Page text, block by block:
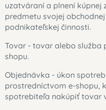
uzatváraní a plnení kúpnej
predmetu svojej
podnikateľskej činnosti.
Tovar - tovar alebo služba
shopu.
Objednávka - úkon
prostredníctvom e-shopu,
spotrebiteľa nakúpiť tovar